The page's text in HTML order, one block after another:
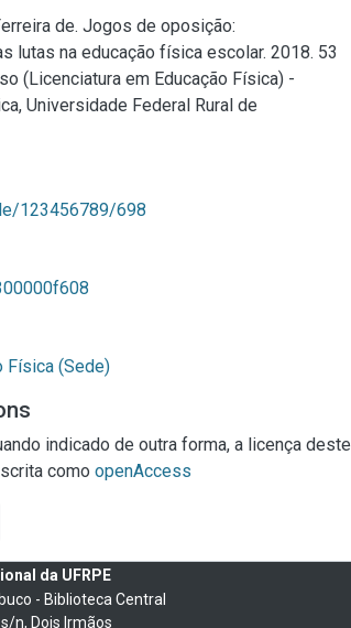
de. Jogos de oposição:
lutas na educação física escolar. 2018. 53
(Licenciatura em Educação Física) -
Universidade Federal Rural de
123456789/698
Física (Sede)
indicado de outra forma, a licença deste
como openAccess
da UFRPE
- Biblioteca Central
n, Dois Irmãos